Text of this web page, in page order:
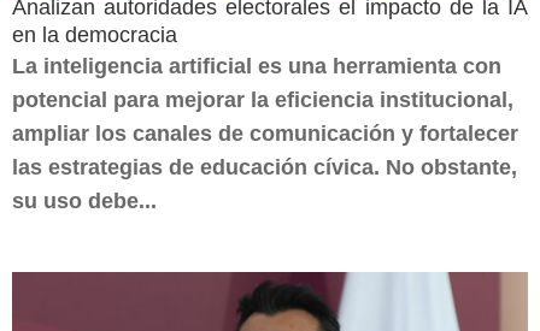
Analizan autoridades electorales el impacto de la IA
en la democracia
La inteligencia artificial es una herramienta con
potencial para mejorar la eficiencia institucional,
ampliar los canales de comunicación y fortalecer
las estrategias de educación cívica. No obstante,
su uso debe...